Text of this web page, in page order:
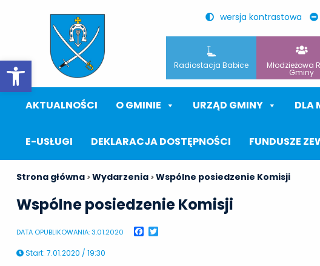
Otwórz pasek narzędzi
wersja kontrastowa
Radiostacja Babice Młodzieżowa
Gminy
AKTUALNOŚCI O GMINIE URZĄD GMINY DLA
E-USŁUGI DEKLARACJA DOSTĘPNOŚCI FUNDUSZE
Strona główna >Wydarzenia >Wspólne posiedzenie Komisji
Wspólne posiedzenie Komisji
DATA OPUBLIKOWANIA: 3.01.2020 Facebook
Start: 7.01.2020 / 19:30